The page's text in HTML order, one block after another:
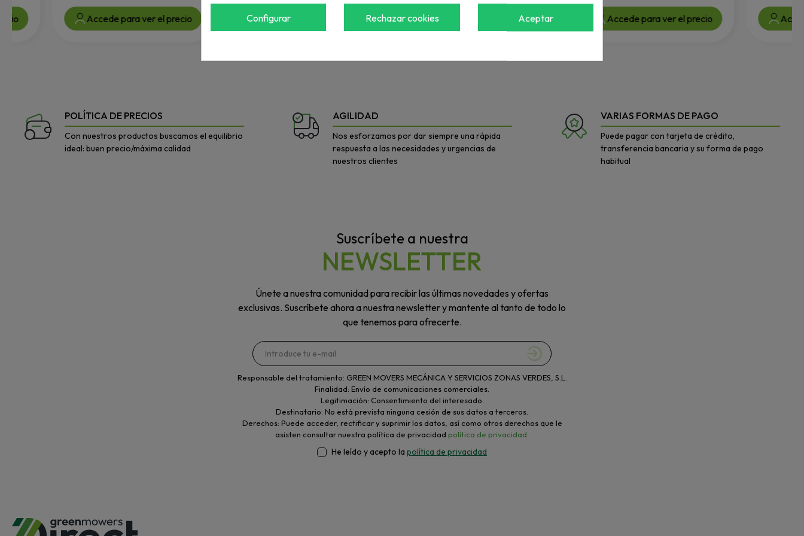
Accede para ver el precio Accede para ver el precio Accede para ver el precio Accede para ver el precio Accede
POLÍTICA DE PRECIOS
Con nuestros productos buscamos el equilibrio
ideal: buen precio/máxima calidad
AGILIDAD
Nos esforzamos por dar siempre una rápida
respuesta a las necesidades y urgencias de
nuestros clientes
VARIAS FORMAS DE PAGO
Puede pagar con tarjeta de crédito,
transferencia bancaria y su forma de pago
habitual
Suscríbete a nuestra
NEWSLETTER
Únete a nuestra comunidad para recibir las últimas novedades y ofertas
exclusivas. Suscríbete ahora a nuestra newsletter y mantente al tanto de todo lo
que tenemos para ofrecerte.
Responsable del tratamiento: GREEN MOVERS MECÁNICA Y SERVICIOS ZONAS VERDES, S.L.
Finalidad: Envío de comunicaciones comerciales.
Legitimación: Consentimiento del interesado.
Destinatario: No está prevista ninguna cesión de sus datos a terceros.
Derechos: Puede acceder, rectificar y suprimir los datos, así como otros derechos que le
asisten consultar nuestra política de privacidad política de privacidad.
He leído y acepto la política de privacidad
Aceptar
Rechazar cookies
Configurar